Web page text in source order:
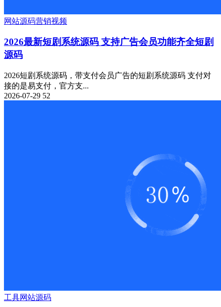
网站源码营销视频
2026最新短剧系统源码 支持广告会员功能齐全短剧
源码
2026短剧系统源码，带支付会员广告的短剧系统源码 支付对
接的是易支付，官方支...
2026-07-29 52
工具网站源码